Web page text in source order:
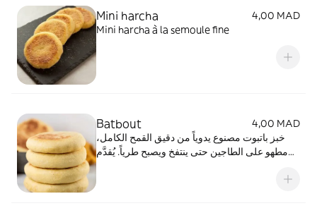
Mini harcha
4,00 MAD
Mini harcha à la semoule fine
Batbout
4,00 MAD
خبز باتبوت مصنوع يدوياً من دقيق القمح الكامل،
مطهو على الطاجين حتى ينتفخ ويصبح طرياً. يُقدَّم